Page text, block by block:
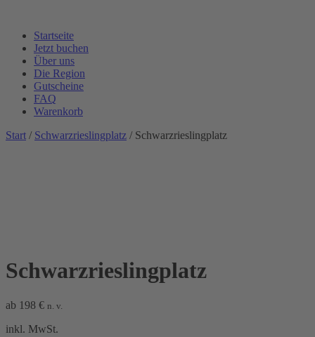
Startseite
Jetzt buchen
Über uns
Die Region
Gutscheine
FAQ
Warenkorb
Start / Schwarzrieslingplatz / Schwarzrieslingplatz
Schwarzrieslingplatz
ab 198 € n. v.
inkl. MwSt.